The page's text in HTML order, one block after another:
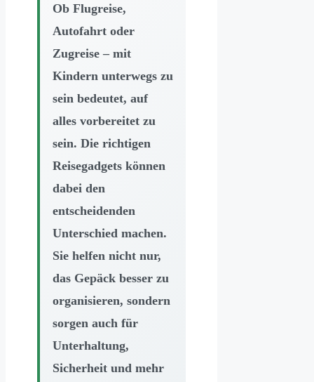
Ob Flugreise,
Autofahrt oder
Zugreise – mit
Kindern unterwegs zu
sein bedeutet, auf
alles vorbereitet zu
sein. Die richtigen
Reisegadgets können
dabei den
entscheidenden
Unterschied machen.
Sie helfen nicht nur,
das Gepäck besser zu
organisieren, sondern
sorgen auch für
Unterhaltung,
Sicherheit und mehr